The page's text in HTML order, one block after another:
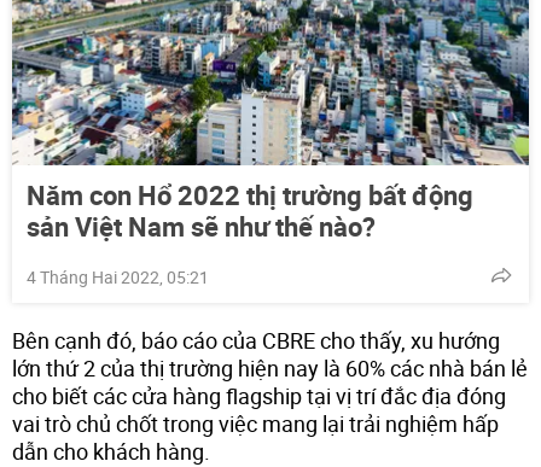
Năm con Hổ 2022 thị trường bất động
sản Việt Nam sẽ như thế nào?
4 Tháng Hai 2022, 05:21
Bên cạnh đó, báo cáo của CBRE cho thấy, xu hướng
lớn thứ 2 của thị trường hiện nay là 60% các nhà bán lẻ
cho biết các cửa hàng flagship tại vị trí đắc địa đóng
vai trò chủ chốt trong việc mang lại trải nghiệm hấp
dẫn cho khách hàng.